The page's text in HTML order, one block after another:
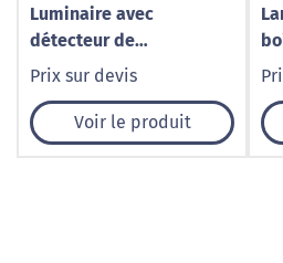
Luminaire avec
détecteur de
mouvement
Prix sur devis
Voir le produit